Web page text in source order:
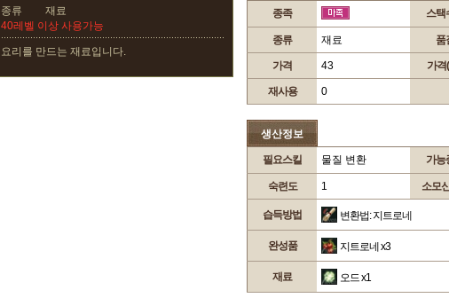
종류
재료
40레벨 이상 사용가능
요리를 만드는 재료입니다.
종족 스택
종류 재료 품
가격 43 가격
재사용 0
생산정보
필요스킬 물질 변환 가능
숙련도 1 소모
습득방법 변환법: 지트로네
완성품 지트로네 x3
재료 오드x1